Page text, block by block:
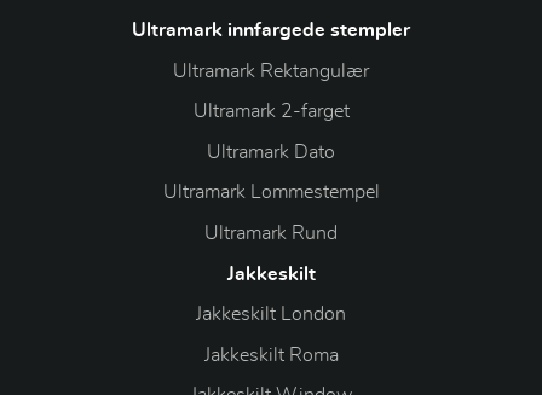
Ultramark innfargede stempler
Ultramark Rektangulær
Ultramark 2-farget
Ultramark Dato
Ultramark Lommestempel
Ultramark Rund
Jakkeskilt
Jakkeskilt London
Jakkeskilt Roma